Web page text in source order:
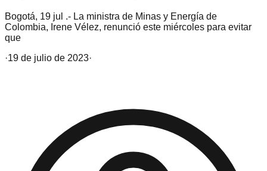
Bogotá, 19 jul .- La ministra de Minas y Energía de
Colombia, Irene Vélez, renunció este miércoles para evitar
que
·19 de julio de 2023·